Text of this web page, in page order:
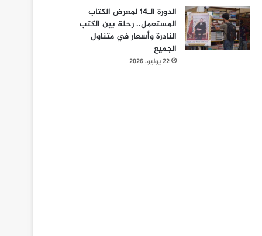
الدورة الـ14 لمعرض الكتاب
المستعمل.. رحلة بين الكتب
النادرة وأسعار في متناول
الجميع
22 يوليو، 2026